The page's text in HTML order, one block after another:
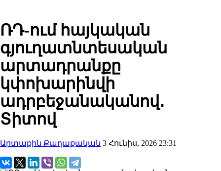
ՌԴ-ում հայկական
գյուղատնտեսական
արտադրանքը
կփոխարինվի
ադրբեջանականով․
Տիտով
Արտաքին Քաղաքական 3 Հունիս, 2026 23:31